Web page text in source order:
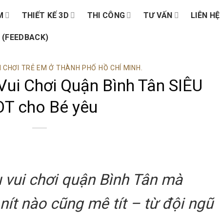
THIẾT KẾ 3D THI CÔNG TƯ VẤN LIÊN HỆ
TRẺ EM Ở THÀNH PHỐ HỒ CHÍ MINH.
Chơi Quận Bình Tân SIÊU
cho Bé yêu
chơi quận Bình Tân mà
nào cũng mê tít – từ đội ngũ